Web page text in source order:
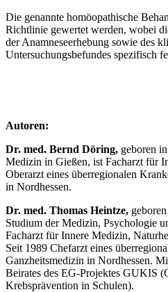
Die genannte homöopathische
Richtlinie gewertet werden, wobei
der Anamneseerhebung sowie des
Untersuchungsbefundes spezifisch
Autoren:
Dr. med. Bernd Döring, geboren
Medizin in Gießen, ist Facharzt für
Oberarzt eines überregionalen
in Nordhessen.
Dr. med. Thomas Heintze,
Studium der Medizin, Psychologie
Facharzt für Innere Medizin,
Seit 1989 Chefarzt eines
Ganzheitsmedizin in Nordhessen.
Beirates des EG-Projektes GUKIS
Krebsprävention in Schulen).